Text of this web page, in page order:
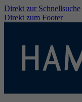
Direkt zur Schnellsuche
Direkt zum Footer